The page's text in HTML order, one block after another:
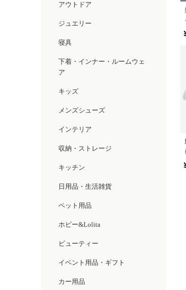
アウトドア
ジュエリー
寝具
下着・インナー・ルームウェ
ア
キッズ
メンズシューズ
インテリア
収納・ストレージ
キッチン
日用品・生活雑貨
ペット用品
ホビー&Lolita
ビューティー
イベント用品・ギフト
カー用品